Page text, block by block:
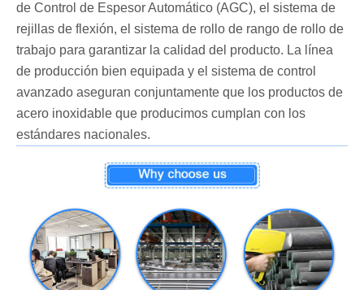
de Control de Espesor Automático (AGC), el sistema de
rejillas de flexión, el sistema de rollo de rango de rollo de
trabajo para garantizar la calidad del producto. La línea
de producción bien equipada y el sistema de control
avanzado aseguran conjuntamente que los productos de
acero inoxidable que producimos cumplan con los
estándares nacionales.